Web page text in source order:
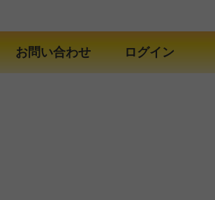
お問い合わせ ログイン